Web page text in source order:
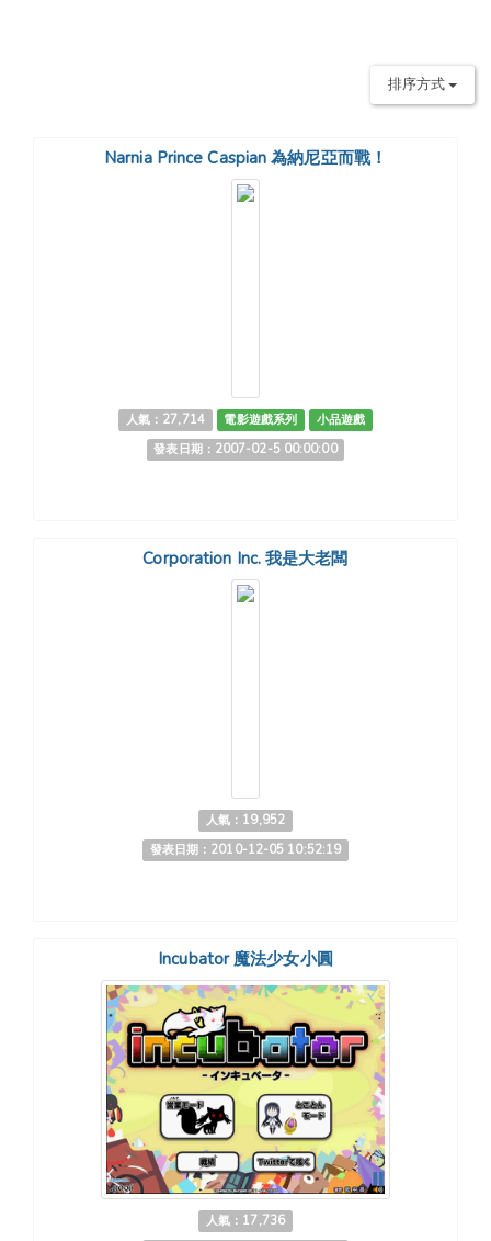
排序方式
Narnia Prince Caspian 為納尼亞而戰！
人氣：27,714 電影遊戲系列
小品遊戲
發表日期：2007-02-5 00:00:00
Corporation Inc. 我是大老闆
人氣：19,952
發表日期：2010-12-05 10:52:19
Incubator 魔法少女小圓
人氣：17,736